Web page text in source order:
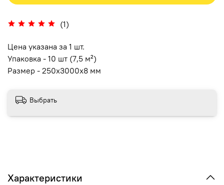
(1)
Цена указана за 1 шт.
Упаковка - 10 шт (7,5 м²)
Размер - 250х3000х8 мм
Выбрать
Характеристики